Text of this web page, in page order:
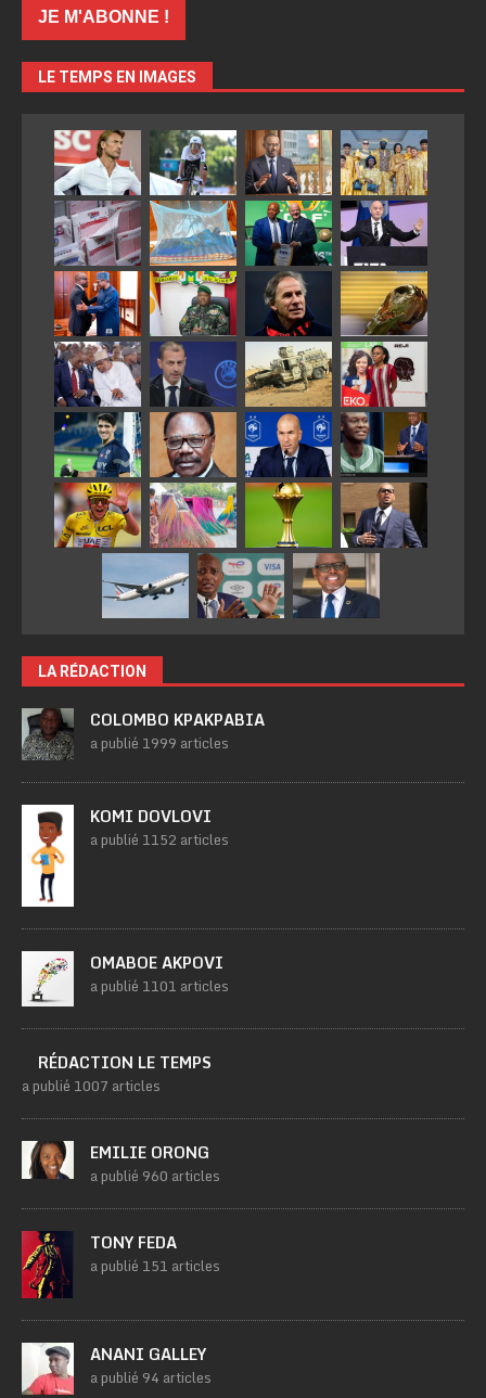
LE TEMPS EN IMAGES
LA RÉDACTION
COLOMBO KPAKPABIA
a publié 1999 articles
KOMI DOVLOVI
a publié 1152 articles
OMABOE AKPOVI
a publié 1101 articles
RÉDACTION LE TEMPS
a publié 1007 articles
EMILIE ORONG
a publié 960 articles
TONY FEDA
a publié 151 articles
ANANI GALLEY
a publié 94 articles